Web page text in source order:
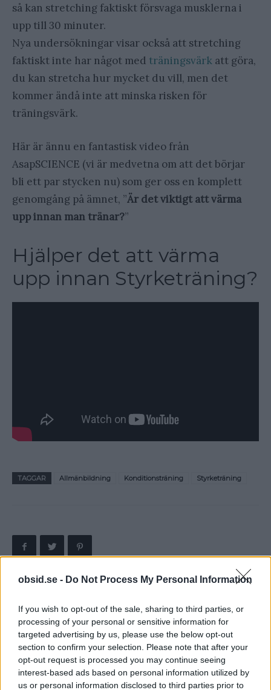
obsid.se - Do Not Process My Personal Information
If you wish to opt-out of the sale, sharing to third parties, or
processing of your personal or sensitive information for
targeted advertising by us, please use the below opt-out
section to confirm your selection. Please note that after your
opt-out request is processed you may continue seeing
interest-based ads based on personal information utilized by
us or personal information disclosed to third parties prior to
så kan stretching faktiskt försvaga musklerna i
upp till 30 minuter.
Nya undersökningar visar också att stretching
faktiskt inte har något med träningsvärk att göra,
du kan stretcha hur mycket du vill, men det
kommer ändå inte att minska risken för
träningsvärk.
Här är ännu en fantastisk video från
AsapSCIENCE (vi är medvetna om att det börjar
bli ett par stycken nu) som ger oss en komplett
genomgång på ämnet, ”Är det viktigt att värma
upp innan man tränar?”
Hjälper det att värma
upp innan Styrketräning?
TAGGAR Allmänbildning Konditionsträning Styrketräning
Föregående artikel
Amerikansk öl – Är den
dålig eller bara smaklös?
Nästa artikel
Film vs Verklighet –
Stackars John McClane &
Jack Sparrow